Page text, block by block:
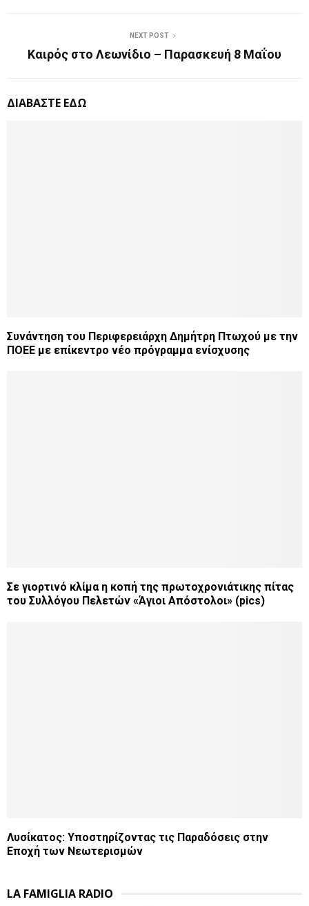
NEXT POST
Καιρός στο Λεωνίδιο – Παρασκευή 8 Μαΐου
ΔΙΑΒΑΣΤΕ ΕΔΩ
Συνάντηση του Περιφερειάρχη Δημήτρη Πτωχού με την
ΠΟΕΕ με επίκεντρο νέο πρόγραμμα ενίσχυσης
Σε γιορτινό κλίμα η κοπή της πρωτοχρονιάτικης πίτας
του Συλλόγου Πελετών «Άγιοι Απόστολοι» (pics)
Λυσίκατος: Υποστηρίζοντας τις Παραδόσεις στην
Εποχή των Νεωτερισμών
LA FAMIGLIA RADIO